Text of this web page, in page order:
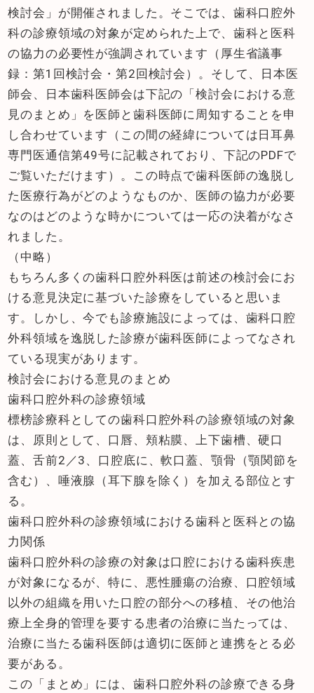
検討会」が開催されました。そこでは、歯科口腔外
科の診療領域の対象が定められた上で、歯科と医科
の協力の必要性が強調されています（厚生省議事
録：第1回検討会・第2回検討会）。そして、日本医
師会、日本歯科医師会は下記の「検討会における意
見のまとめ」を医師と歯科医師に周知することを申
し合わせています（この間の経緯については日耳鼻
専門医通信第49号に記載されており、下記のPDFで
ご覧いただけます）。この時点で歯科医師の逸脱し
た医療行為がどのようなものか、医師の協力が必要
なのはどのような時かについては一応の決着がなさ
れました。
（中略）
もちろん多くの歯科口腔外科医は前述の検討会にお
ける意見決定に基づいた診療をしていると思いま
す。しかし、今でも診療施設によっては、歯科口腔
外科領域を逸脱した診療が歯科医師によってなされ
ている現実があります。
検討会における意見のまとめ
歯科口腔外科の診療領域
標榜診療科としての歯科口腔外科の診療領域の対象
は、原則として、口唇、頬粘膜、上下歯槽、硬口
蓋、舌前2／3、口腔底に、軟口蓋、顎骨（顎関節を
含む）、唾液腺（耳下腺を除く）を加える部位とす
る。
歯科口腔外科の診療領域における歯科と医科との協
力関係
歯科口腔外科の診療の対象は口腔における歯科疾患
が対象になるが、特に、悪性腫瘍の治療、口腔領域
以外の組織を用いた口腔の部分への移植、その他治
療上全身的管理を要する患者の治療に当たっては、
治療に当たる歯科医師は適切に医師と連携をとる必
要がある。
この「まとめ」には、歯科口腔外科の診療できる身